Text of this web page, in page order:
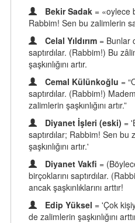
Bekir Sadak = «oylece
Rabbim! Sen bu zalimlerin
Celal Yıldırım = Bunlar
saptırdılar. (Rabbim!) Bu
şaşkınlığını artır.
Cemal Külünkoğlu =
saptırdılar. (Rabbim!)
zalimlerin şaşkınlığını artır.”
Diyanet İşleri (eski) =
saptırdılar; Rabbim! Sen bu
şaşkınlığını artır.'
Diyanet Vakfi =
birçoklarını saptırdılar.
ancak şaşkınlıklarını arttır!
Edip Yüksel = 'Çok
de zalimlerin şaşkınlığını